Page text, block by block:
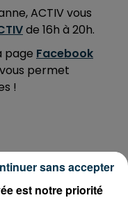
ACTIV vous
de 16h à 20h.
page Facebook
permet
!
est notre priorité
sans accepter